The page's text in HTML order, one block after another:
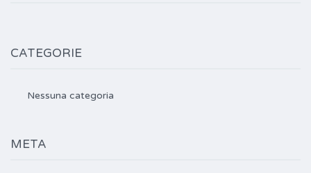
CATEGORIE
Nessuna categoria
META